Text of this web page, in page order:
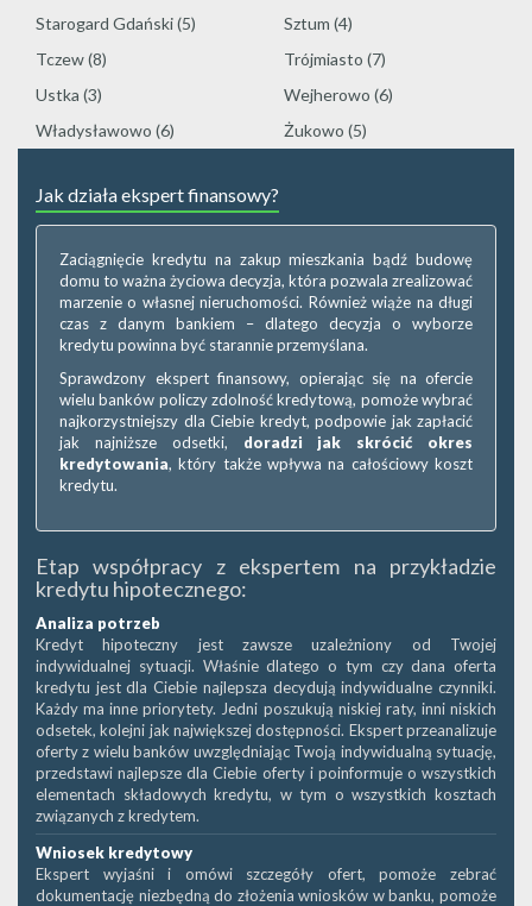
Starogard Gdański(5) Sztum (4)
Tczew(8) Trójmiasto (7)
Ustka (3) Wejherowo (6)
Władysławowo (6) Żukowo (5)
Jak działa ekspert finansowy?
Zaciągnięcie kredytu na zakup mieszkania bądź budowę
domu to ważna życiowa decyzja, która pozwala zrealizować
marzenie o własnej nieruchomości. Również wiąże na długi
czas z danym bankiem – dlatego decyzja o wyborze
kredytu powinna być starannie przemyślana.
Sprawdzony ekspert finansowy, opierając się na ofercie
wielu banków policzy zdolność kredytową, pomoże wybrać
najkorzystniejszy dla Ciebie kredyt, podpowie jak zapłacić
jak najniższe odsetki, doradzi jak skrócić okres
kredytowania, który także wpływa na całościowy koszt
kredytu.
Etap współpracy z ekspertem na przykładzie
kredytu hipotecznego:
Analiza potrzeb
Kredyt hipoteczny jest zawsze uzależniony od Twojej
indywidualnej sytuacji. Właśnie dlatego o tym czy dana oferta
kredytu jest dla Ciebie najlepsza decydują indywidualne czynniki.
Każdy ma inne priorytety. Jedni poszukują niskiej raty, inni niskich
odsetek, kolejni jak największej dostępności. Ekspert przeanalizuje
oferty z wielu banków uwzględniając Twoją indywidualną sytuację,
przedstawi najlepsze dla Ciebie oferty i poinformuje o wszystkich
elementach składowych kredytu, w tym o wszystkich kosztach
związanych z kredytem.
Wniosek kredytowy
Ekspert wyjaśni i omówi szczegóły ofert, pomoże zebrać
dokumentację niezbędną do złożenia wniosków w banku, pomoże